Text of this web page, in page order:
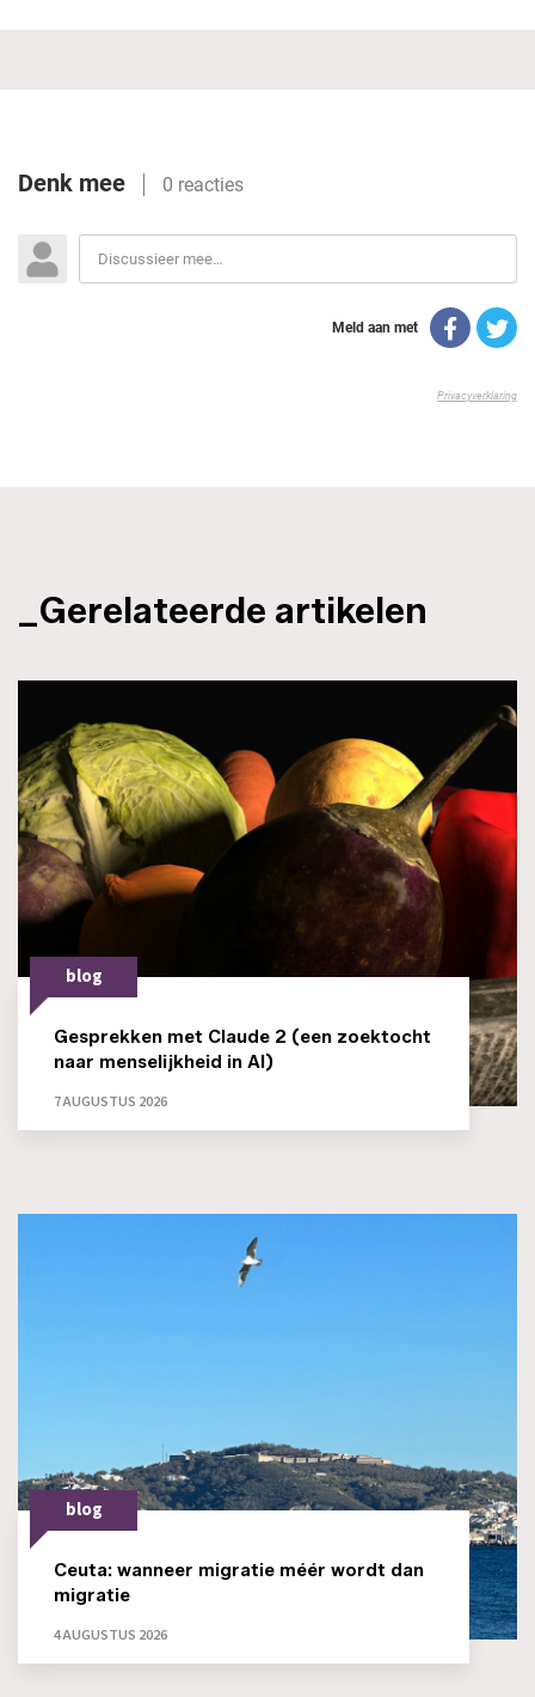
_Gerelateerde artikelen
blog
Gesprekken met Claude 2 (een zoektocht
naar menselijkheid in AI)
7 AUGUSTUS 2026
blog
Ceuta: wanneer migratie méér wordt dan
migratie
4 AUGUSTUS 2026